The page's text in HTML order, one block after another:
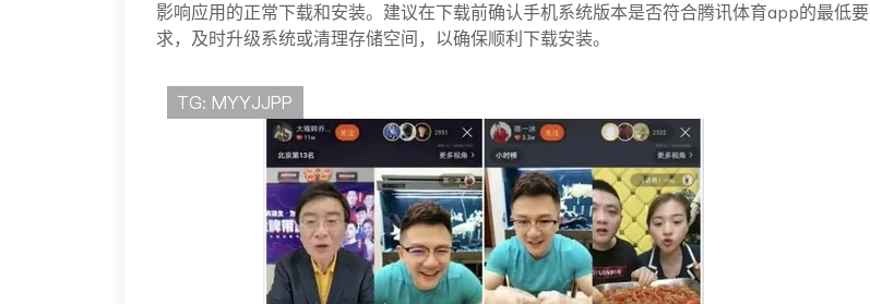
影响应用的正常下载和安装。建议在下载前确认手机系统版本是否符合腾讯体育app的最低要
求，及时升级系统或清理存储空间，以确保顺利下载安装。